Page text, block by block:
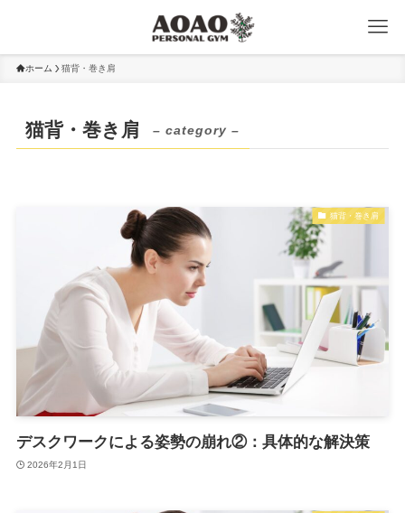
ホーム 猫背・巻き肩
猫背・巻き肩 – category –
猫背・巻き肩
デスクワークによる姿勢の崩れ②：具体的な解決策
2026年2月1日